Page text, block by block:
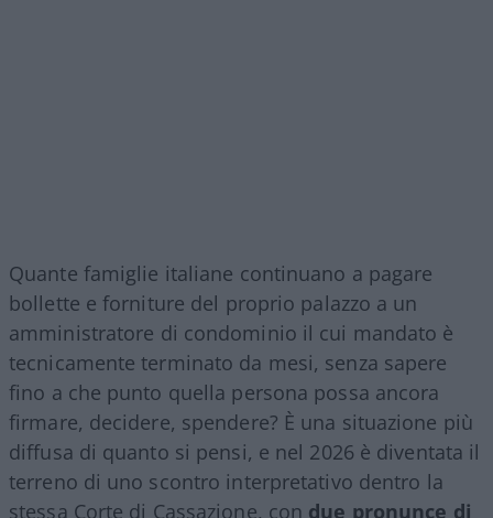
Quante famiglie italiane continuano a pagare
bollette e forniture del proprio palazzo a un
amministratore di condominio il cui mandato è
tecnicamente terminato da mesi, senza sapere
fino a che punto quella persona possa ancora
firmare, decidere, spendere? È una situazione più
diffusa di quanto si pensi, e nel 2026 è diventata il
terreno di uno scontro interpretativo dentro la
stessa Corte di Cassazione, con due pronunce di